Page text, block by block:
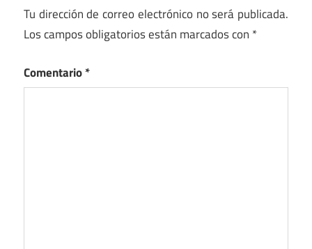
Tu dirección de correo electrónico no será publicada.
Los campos obligatorios están marcados con *
Comentario*